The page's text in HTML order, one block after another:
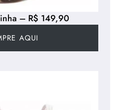
– R$ 149,90
AQUI